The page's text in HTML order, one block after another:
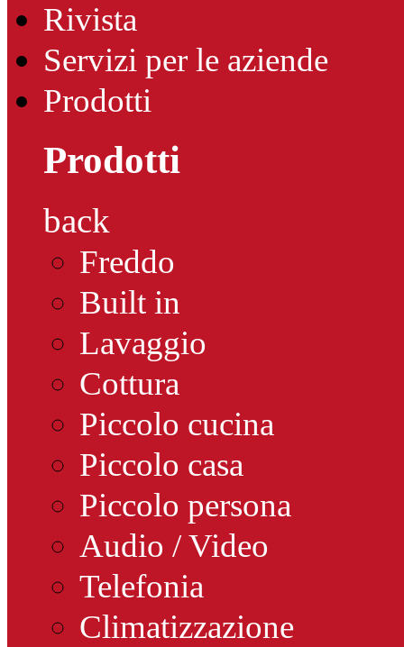
Rivista
Servizi per le aziende
Prodotti
Prodotti
back
Freddo
Built in
Lavaggio
Cottura
Piccolo cucina
Piccolo casa
Piccolo persona
Audio / Video
Telefonia
Climatizzazione